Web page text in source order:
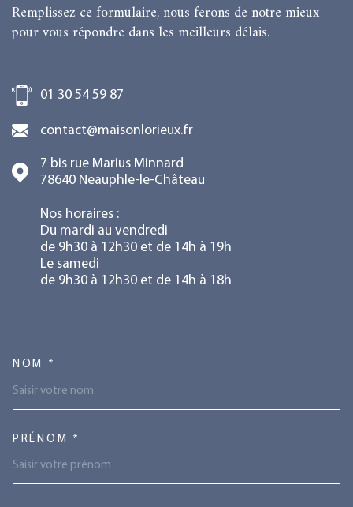
Remplissez ce formulaire, nous ferons de notre mieux
pour vous répondre dans les meilleurs délais.
01 30 54 59 87
contact@maisonlorieux.fr
7 bis rue Marius Minnard
78640
Neauphle-le-Château
Nos horaires :
Du mardi au vendredi
de 9h30 à 12h30 et de 14h à 19h
Le samedi
de 9h30 à 12h30 et de 14h à 18h
NOM *
PRÉNOM *